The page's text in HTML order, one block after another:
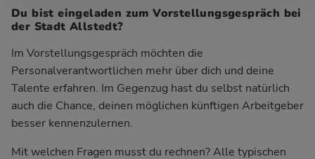
Du bist eingeladen zum Vorstellungsgespräch bei
der Stadt Allstedt?
Im Vorstellungsgespräch möchten die
Personalverantwortlichen mehr über dich und deine
Talente erfahren. Im Gegenzug hast du selbst natürlich
auch die Chance, deinen möglichen künftigen Arbeitgeber
besser kennenzulernen.
Mit welchen Fragen musst du rechnen? Alle typischen